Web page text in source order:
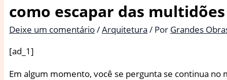
como escapar das
Deixe um comentário/Arquitetura / Por Grandes
[ad_1]
Em algum momento, você se pergunta se continua no